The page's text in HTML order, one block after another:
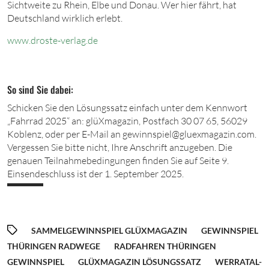
Sichtweite zu Rhein, Elbe und Donau. Wer hier fährt, hat
Deutschland wirklich erlebt.
www.droste-verlag.de
So sind Sie dabei:
Schicken Sie den Lösungssatz einfach unter dem Kennwort
„Fahrrad 2025“ an: glüXmagazin , Postfach 30 07 65 56029
Koblenz, oder per E-Mail an gewinnspiel@gluexmagazin.com
Vergessen Sie bitte nicht, Ihre Anschrift anzugeben. Die
genauen Teilnahmebedingungen finden Sie auf Seite 9.
Einsendeschluss ist der 1. September 2025.
SAMMELGEWINNSPIEL GLÜXMAGAZIN
GEWINNSPIEL
THÜRINGEN RADWEGE
RADFAHREN THÜRINGEN
GEWINNSPIEL
GLÜXMAGAZIN LÖSUNGSSATZ
WERRATAL-